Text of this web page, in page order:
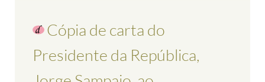
Cópia de carta do
Presidente da República,